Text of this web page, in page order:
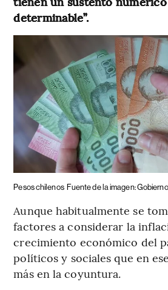
determinable”.
Pesos chilenos Fuente de la imagen:
Aunque habitualmente se
factores a considerar la
crecimiento económico del
políticos y sociales que en
más en la coyuntura.